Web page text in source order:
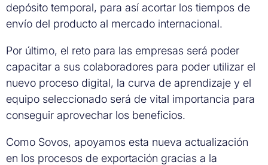
depósito temporal, para así acortar los tiempos de
envío del producto al mercado internacional.
Por último, el reto para las empresas será poder
capacitar a sus colaboradores para poder utilizar el
nuevo proceso digital, la curva de aprendizaje y el
equipo seleccionado será de vital importancia para
conseguir aprovechar los beneficios.
Como Sovos, apoyamos esta nueva actualización
en los procesos de exportación gracias a la